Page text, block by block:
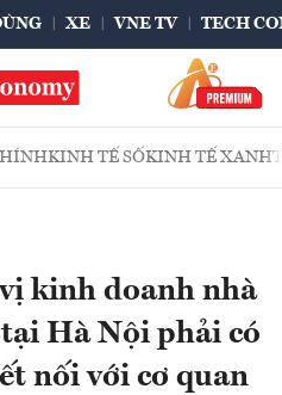
XE VNE TV TECH
KINH TẾ SỐKINH TẾ XANH
kinh doanh nhà
Hà Nội phải có
nối với cơ quan